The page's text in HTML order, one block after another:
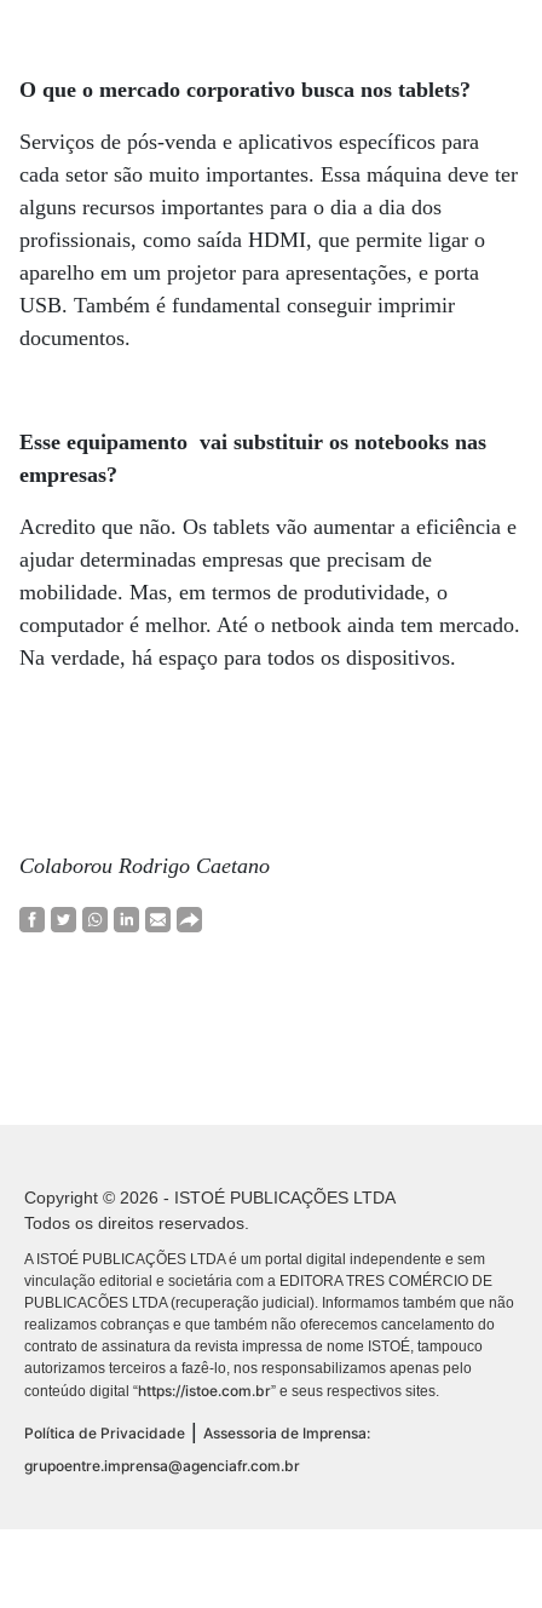
O que o mercado corporativo busca nos tablets?
Serviços de pós-venda e aplicativos específicos para
cada setor são muito importantes. Essa máquina deve ter
alguns recursos importantes para o dia a dia dos
profissionais, como saída HDMI, que permite ligar o
aparelho em um projetor para apresentações, e porta
USB. Também é fundamental conseguir imprimir
documentos.
Esse equipamento vai substituir os notebooks nas
empresas?
Acredito que não. Os tablets vão aumentar a eficiência e
ajudar determinadas empresas que precisam de
mobilidade. Mas, em termos de produtividade, o
computador é melhor. Até o netbook ainda tem mercado.
Na verdade, há espaço para todos os dispositivos.
Colaborou Rodrigo Caetano
Copyright © 2026 - ISTOÉ PUBLICAÇÕES LTDA
Todos os direitos reservados.
A ISTOÉ PUBLICAÇÕES LTDA é um portal digital independente e sem
vinculação editorial e societária com a EDITORA TRES COMÉRCIO DE
PUBLICACÕES LTDA (recuperação judicial). Informamos também que não
realizamos cobranças e que também não oferecemos cancelamento do
contrato de assinatura da revista impressa de nome ISTOÉ, tampouco
autorizamos terceiros a fazê-lo, nos responsabilizamos apenas pelo
conteúdo digital “https://istoe.com.br” e seus respectivos sites.
Política de Privacidade
Assessoria de Imprensa:
grupoentre.imprensa@agenciafr.com.br